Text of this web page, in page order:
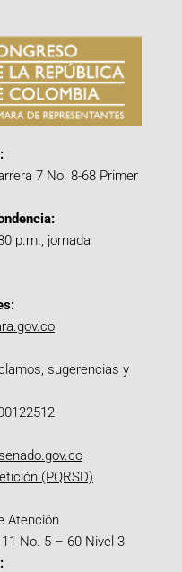
7 No. 8-68 Primer
p.m., jornada
sugerencias y
(PQRSD)
Atención
No. 5 – 60 Nivel 3